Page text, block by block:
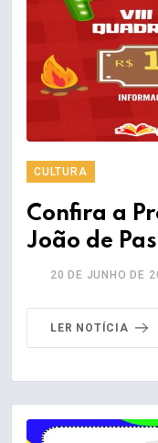
CULTURA
Confira a
João de
20 DE JUNHO DE
LER NOTÍCIA